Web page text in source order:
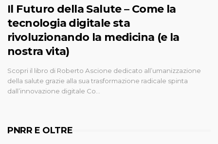
Il Futuro della Salute – Come la
tecnologia digitale sta
rivoluzionando la medicina (e la
nostra vita)
Scopri il libro di Roberto Ascione dedicato all’umanizzazione
della salute grazie alla sua trasformazione radicale spinta
dall’innovazione digitale Co…
PNRR E OLTRE